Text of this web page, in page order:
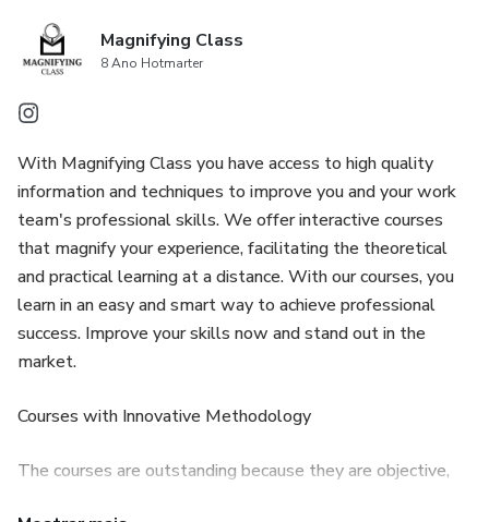
Magnifying Class
8 Ano Hotmarter
With Magnifying Class you have access to high quality
information and techniques to improve you and your work
team's professional skills. We offer interactive courses
that magnify your experience, facilitating the theoretical
and practical learning at a distance. With our courses, you
learn in an easy and smart way to achieve professional
success. Improve your skills now and stand out in the
market.
Courses with Innovative Methodology
The courses are outstanding because they are objective,